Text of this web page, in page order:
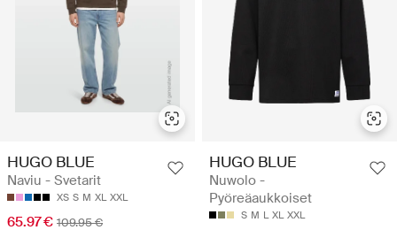
HUGO BLUE
Naviu - Svetarit
XS S M XL XXL
65.97 € 109.95 €
HUGO BLUE
Nuwolo -
Pyöreäaukkoiset
S M L XL XXL